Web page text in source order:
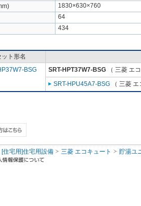
1830×630×760
64
434
ット形名
BSG
SRT-HPT37W7-BSG （ 三菱 エ
SRT-HPU45A7-BSG （ 三菱
[住宅用]住宅用設備 三菱 エコキュート 貯湯ユ